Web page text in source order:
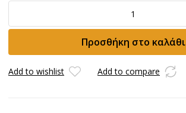
VISCO
ποσότητα
Προσθήκη στο καλάθι
Add to wishlist Add to compare